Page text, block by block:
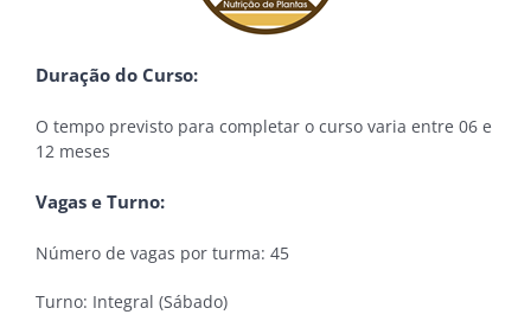
Duração do Curso:
O tempo previsto para completar o curso varia entre 06 e
12 meses
Vagas e Turno:
Número de vagas por turma: 45
Turno: Integral (Sábado)